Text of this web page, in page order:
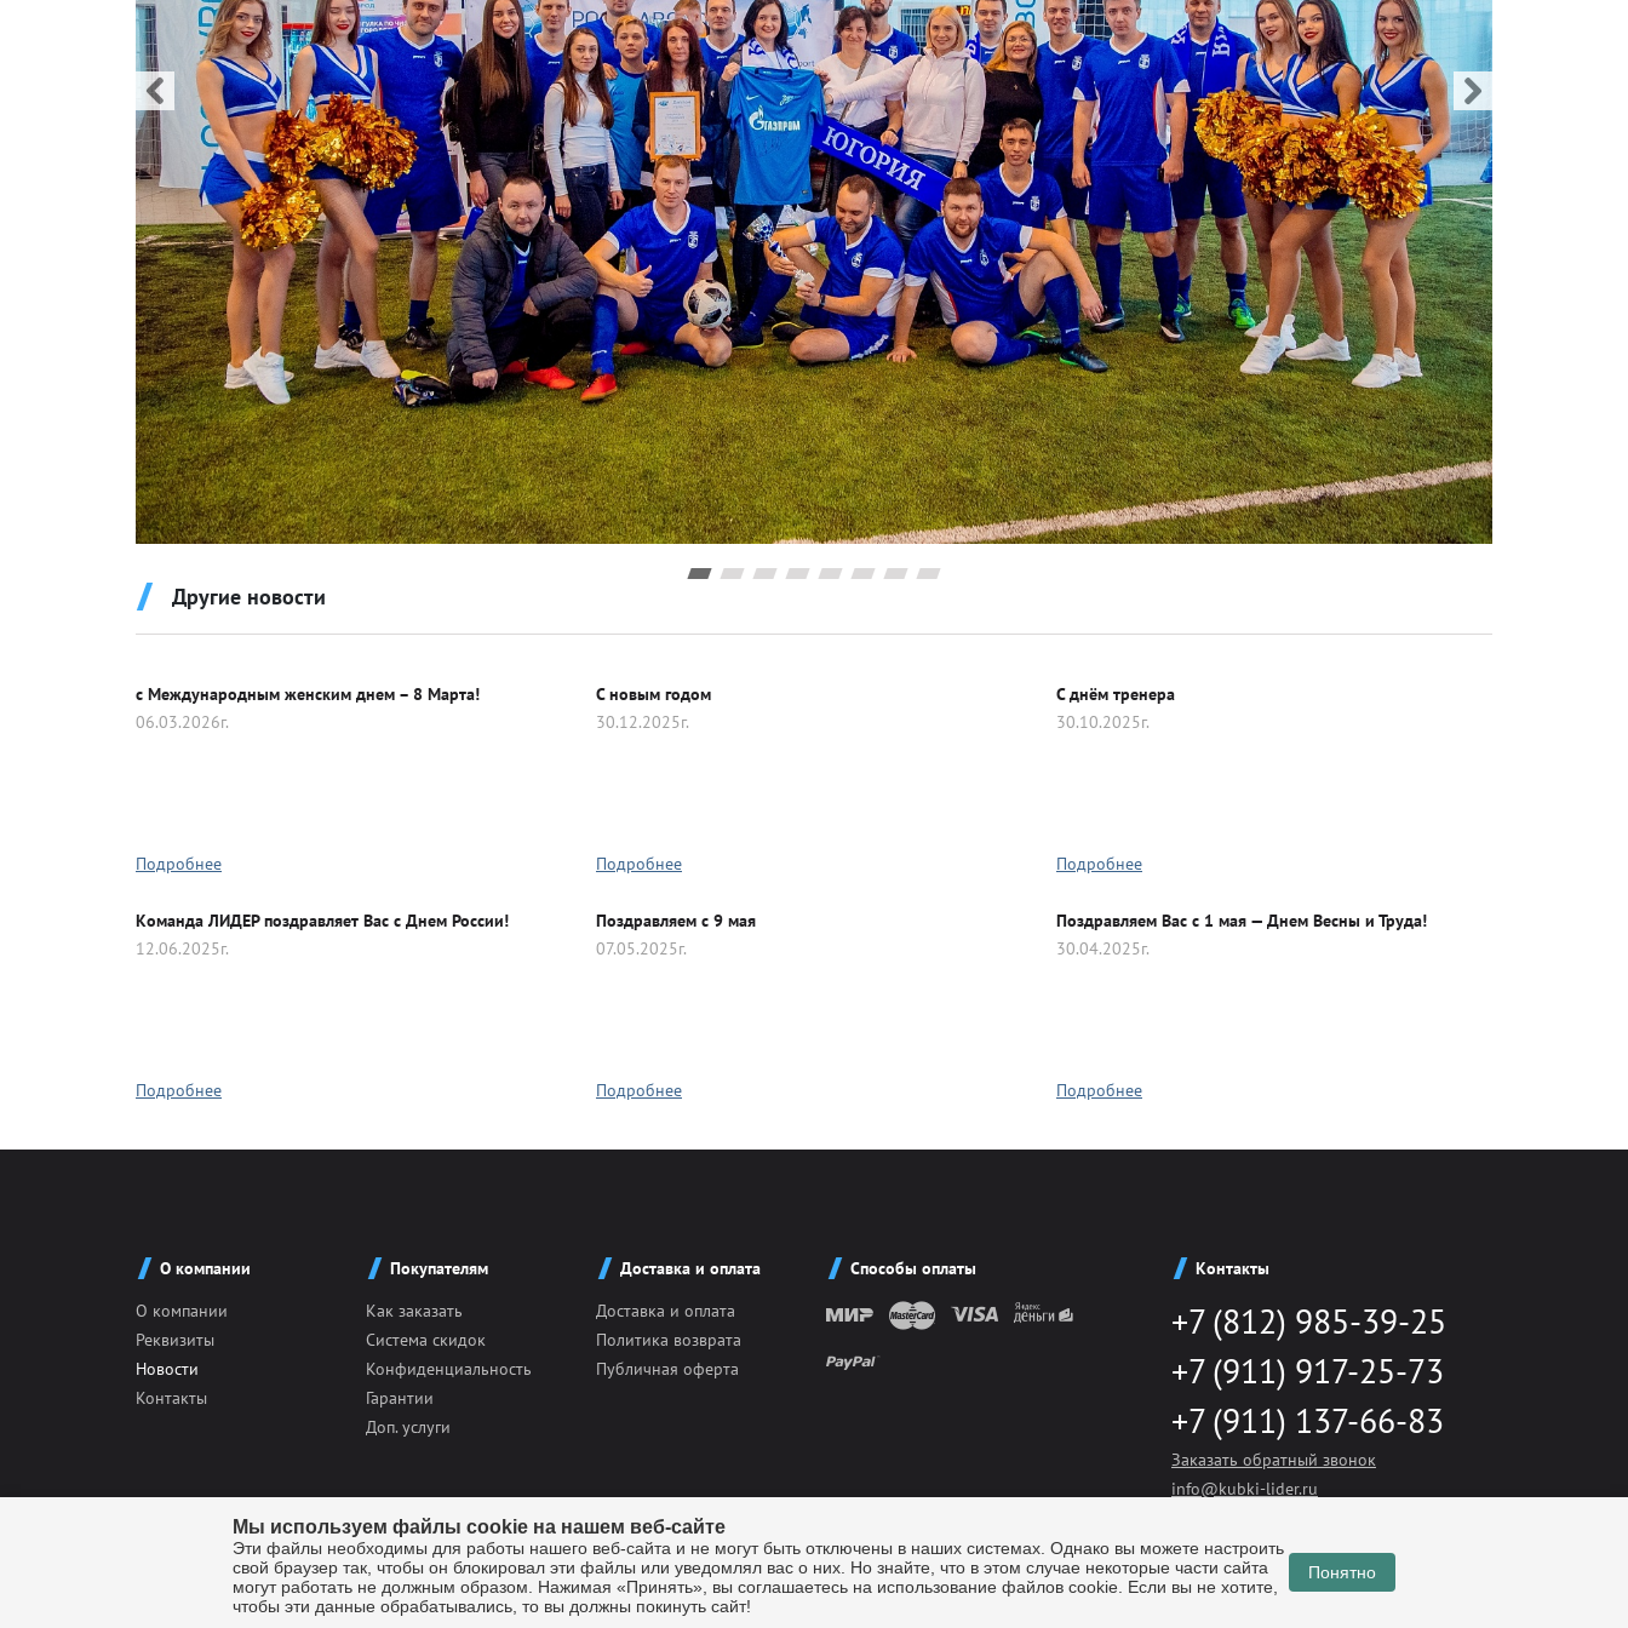
Крышки для кубков
Авто-мото спорт Азартные игры Атлетика
Баскетбол Бильярд Бодибилдинг
Бокс Боулинг Велоспорт
Водный спорт Волейбол Гандбол
Гребной спорт Животные (собаки - кошки)
Танцевальный спорт
Футбол
Другие новости
с Международным женским днем – 8 Марта!
06.03.2026г.
Подробнее
C новым годом
30.12.2025г.
Подробнее
С днём тренера
30.10.2025г.
Подробнее
Команда ЛИДЕР поздравляет Вас с Днем России!
12.06.2025г.
Подробнее
Поздравляем с 9 мая
07.05.2025г.
Подробнее
Поздравляем Вас с 1 мая — Днем Весны и Труда!
30.04.2025г.
Подробнее
О компании
О компании
Реквизиты
Новости
Контакты
Покупателям
Как заказать
Система скидок
Конфиденциальность
Гарантии
Доп. услуги
Доставка и оплата
Доставка и оплата
Политика возврата
Публичная оферта
Контакты
+7 (812) 985-39-25
+7 (911) 917-25-73
+7 (911) 137-66-83
Заказать обратный звонок
info@kubki-lider.ru
Способы оплаты
© Компания "Лидер" - производство наградной атрибутики. Все права защищены 2026г.
Санкт-Петербург, Металлострой, Центральный проезд, дом 12 «Т»
Мы используем файлы cookie на нашем веб-сайте
Эти файлы необходимы для работы нашего веб-сайта и не могут быть отключены в наших системах. Однако вы можете настроить
свой браузер так, чтобы он блокировал эти файлы или уведомлял вас о них. Но знайте, что в этом случае некоторые части сайта
могут работать не должным образом. Нажимая «Принять», вы соглашаетесь на использование файлов cookie. Если вы не хотите,
чтобы эти данные обрабатывались, то вы должны покинуть сайт!
Понятно